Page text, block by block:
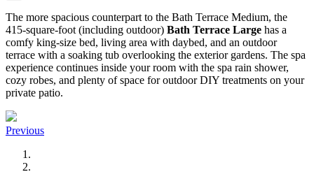
The more spacious counterpart to the Bath Terrace Medium, the
415-square-foot (including outdoor) Bath Terrace Large has a
comfy king-size bed, living area with daybed, and an outdoor
terrace with a soaking tub overlooking the exterior gardens. The spa
experience continues inside your room with the spa rain shower,
cozy robes, and plenty of space for outdoor DIY treatments on your
private patio.
Previous